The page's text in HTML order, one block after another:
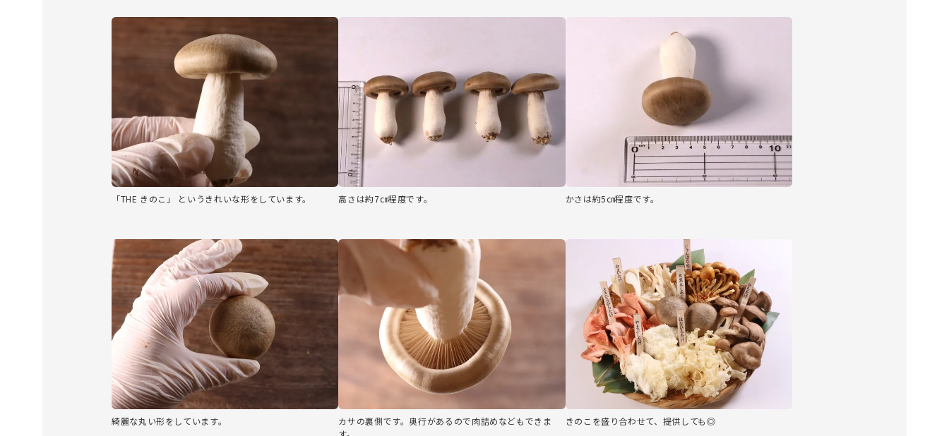
「THE きのこ」 というきれいな形をしています。 高さは約7㎝程度です。 かさは約5㎝程度です。
綺麗な丸い形をしています。
カサの裏側です。奥行があるので肉詰めなどもできま
きのこを盛り合わせて、提供しても◎